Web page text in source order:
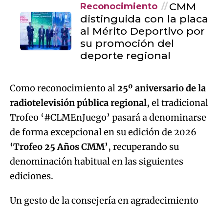
Reconocimiento
CMM
distinguida con la placa
al Mérito Deportivo por
su promoción del
deporte regional
Como reconocimiento al25º aniversario de la
radiotelevisión pública regional, el tradicional
Trofeo ‘#CLMEnJuego’ pasará a denominarse
de forma excepcional en su edición de 2026
‘Trofeo 25 Años CMM’, recuperando su
denominación habitual en las siguientes
ediciones.
Un gesto de la consejería en agradecimiento